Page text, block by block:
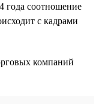
года соотношение
с кадрами
компаний